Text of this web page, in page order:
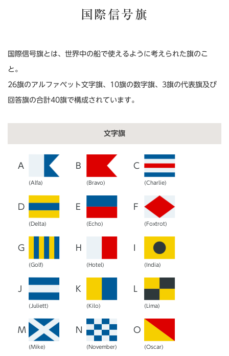
国際信号旗
国際信号旗とは、世界中の船で使えるように考えられた旗のこ
と。
26旗のアルファベット文字旗、10旗の数字旗、3旗の代表旗及び
回答旗の合計40旗で構成されています。
文字旗
A
(Alfa)
B
(Bravo)
C
(Charlie)
D
(Delta)
E
(Echo)
F
(Foxtrot)
G
(Golf)
H
(Hotel) (India)
J
(Juliett)
K
(Kilo) (Lima)
M
(Mike)
N
(November)
O
(Oscar)